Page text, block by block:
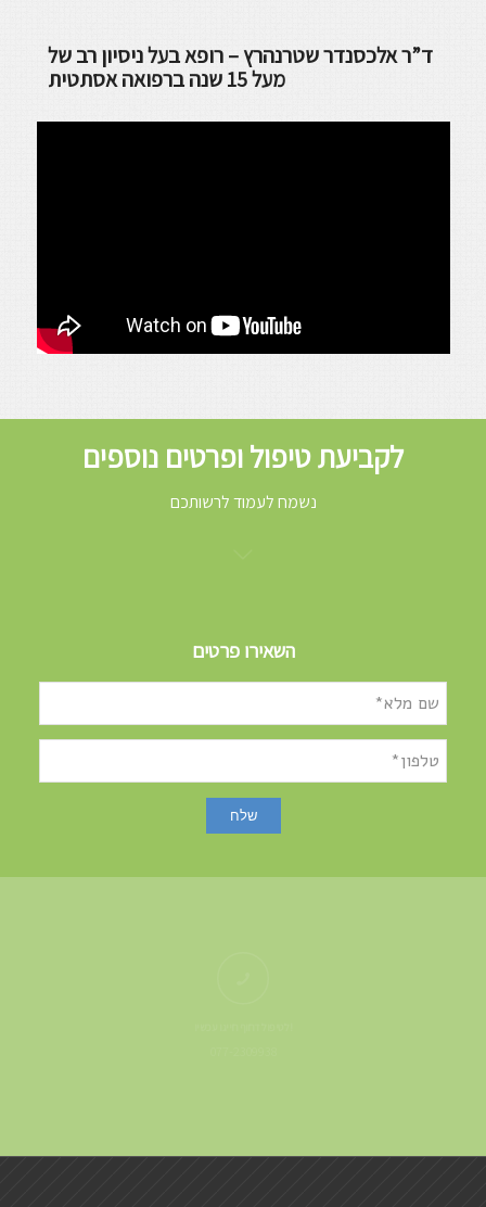
ד”ר אלכסנדר שטרנהרץ – רופא בעל ניסיון רב של
מעל 15 שנה ברפואה אסתטית
לקביעת טיפול ופרטים נוספים
נשמח לעמוד לרשותכם
השאירו פרטים